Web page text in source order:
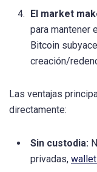
El market
para mantener
Bitcoin
creación/
Las ventajas
directamente:
Sin custodia:
privadas,